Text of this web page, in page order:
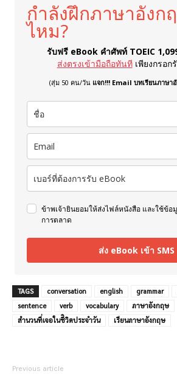
กำลังฝึกภาษาอังก
ไหม?
รับฟรี eBook คำศัพท์ TOEIC
ส่งตรงเข้ามือถือทันที เพียงกรอก
(สุ่ม 50 คน/วัน แจก!!! Email บทเรียนภาษา
ข้าพเจ้ายินยอมให้ส่งไฟล์หนังสือ และใช้ข้อ
การตลาด
ส่ง eBook เข้า SMS
TAGS conversation english grammar
sentence
verb vocabulary
ภาษาอังกฤษ
สำนวนที่เจอในชีิวิตประจำวัน
เรียนภาษาอังกฤษ
Previous article